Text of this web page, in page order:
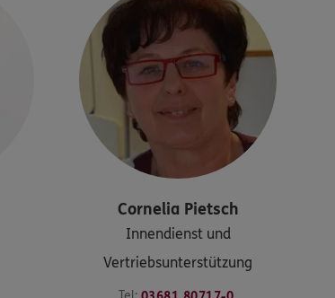
Cornelia Pietsch
Innendienst und
Vertriebsunterstützung